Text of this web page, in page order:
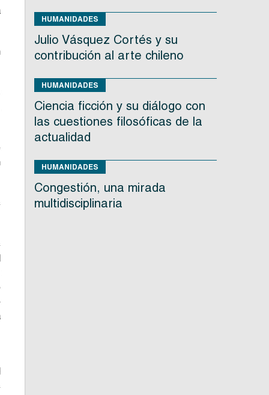
HUMANIDADES
Julio Vásquez Cortés y su
contribución al arte chileno
HUMANIDADES
Ciencia ficción y su diálogo con
las cuestiones filosóficas de la
actualidad
HUMANIDADES
Congestión, una mirada
multidisciplinaria